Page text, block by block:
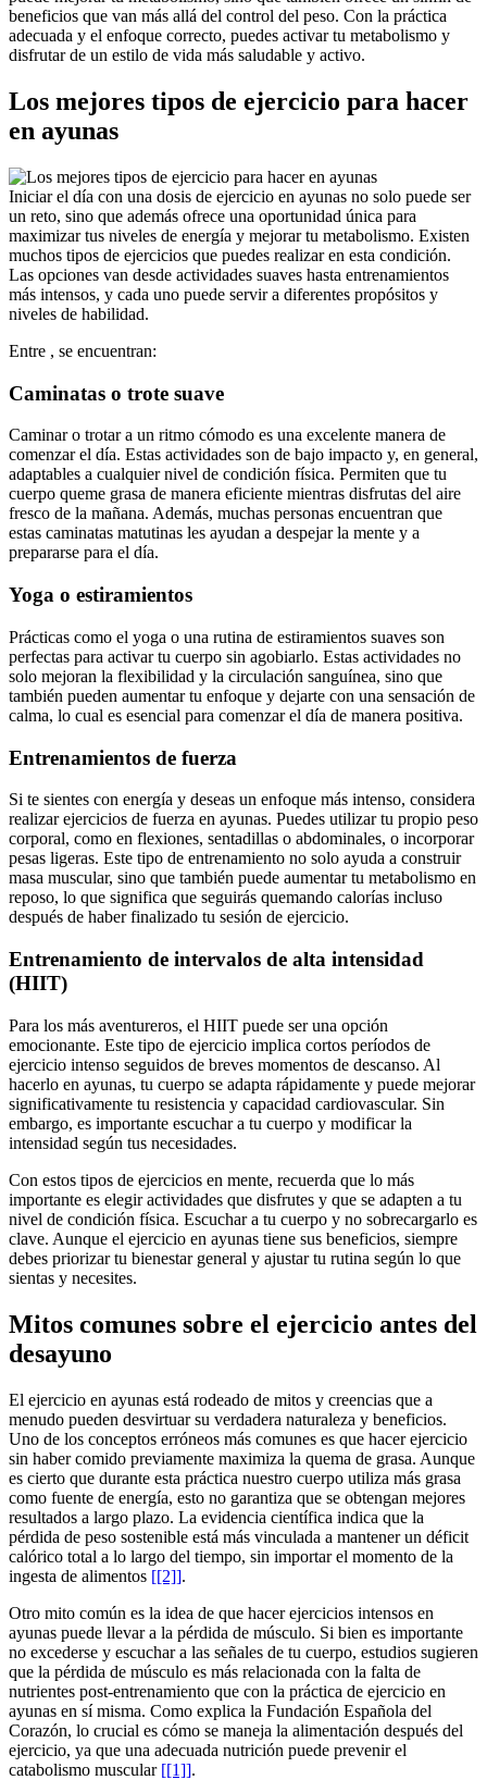
beneficios que van más allá del control del peso. Con la práctica
adecuada y el enfoque correcto, puedes activar tu metabolismo y
disfrutar de un estilo de vida más saludable y activo.
Los mejores tipos de ejercicio para hacer
en ayunas
Iniciar el día con una dosis de ejercicio en ayunas no solo puede ser
un reto, sino que además ofrece una oportunidad única para
maximizar tus niveles de energía y mejorar tu metabolismo. Existen
muchos tipos de ejercicios que puedes realizar en esta condición.
Las opciones van desde actividades suaves hasta entrenamientos
más intensos, y cada uno puede servir a diferentes propósitos y
niveles de habilidad.
Entre , se encuentran:
Caminatas o trote suave
Caminar o trotar a un ritmo cómodo es una excelente manera de
comenzar el día. Estas actividades son de bajo impacto y, en general,
adaptables a cualquier nivel de condición física. Permiten que tu
cuerpo queme grasa de manera eficiente mientras disfrutas del aire
fresco de la mañana. Además, muchas personas encuentran que
estas caminatas matutinas les ayudan a despejar la mente y a
prepararse para el día.
Yoga o estiramientos
Prácticas como el yoga o una rutina de estiramientos suaves son
perfectas para activar tu cuerpo sin agobiarlo. Estas actividades no
solo mejoran la flexibilidad y la circulación sanguínea, sino que
también pueden aumentar tu enfoque y dejarte con una sensación de
calma, lo cual es esencial para comenzar el día de manera positiva.
Entrenamientos de fuerza
Si te sientes con energía y deseas un enfoque más intenso, considera
realizar ejercicios de fuerza en ayunas. Puedes utilizar tu propio peso
corporal, como en flexiones, sentadillas o abdominales, o incorporar
pesas ligeras. Este tipo de entrenamiento no solo ayuda a construir
masa muscular, sino que también puede aumentar tu metabolismo en
reposo, lo que significa que seguirás quemando calorías incluso
después de haber finalizado tu sesión de ejercicio.
Entrenamiento de intervalos de alta intensidad
(HIIT)
Para los más aventureros, el HIIT puede ser una opción
emocionante. Este tipo de ejercicio implica cortos períodos de
ejercicio intenso seguidos de breves momentos de descanso. Al
hacerlo en ayunas, tu cuerpo se adapta rápidamente y puede mejorar
significativamente tu resistencia y capacidad cardiovascular. Sin
embargo, es importante escuchar a tu cuerpo y modificar la
intensidad según tus necesidades.
Con estos tipos de ejercicios en mente, recuerda que lo más
importante es elegir actividades que disfrutes y que se adapten a tu
nivel de condición física. Escuchar a tu cuerpo y no sobrecargarlo es
clave. Aunque el ejercicio en ayunas tiene sus beneficios, siempre
debes priorizar tu bienestar general y ajustar tu rutina según lo que
sientas y necesites.
Mitos comunes sobre el ejercicio antes del
desayuno
El ejercicio en ayunas está rodeado de mitos y creencias que a
menudo pueden desvirtuar su verdadera naturaleza y beneficios.
Uno de los conceptos erróneos más comunes es que hacer ejercicio
sin haber comido previamente maximiza la quema de grasa. Aunque
es cierto que durante esta práctica nuestro cuerpo utiliza más grasa
como fuente de energía, esto no garantiza que se obtengan mejores
resultados a largo plazo. La evidencia científica indica que la
pérdida de peso sostenible está más vinculada a mantener un déficit
calórico total a lo largo del tiempo, sin importar el momento de la
ingesta de alimentos [[2]].
Otro mito común es la idea de que hacer ejercicios intensos en
ayunas puede llevar a la pérdida de músculo. Si bien es importante
no excederse y escuchar a las señales de tu cuerpo, estudios sugieren
que la pérdida de músculo es más relacionada con la falta de
nutrientes post-entrenamiento que con la práctica de ejercicio en
ayunas en sí misma. Como explica la Fundación Española del
Corazón, lo crucial es cómo se maneja la alimentación después del
ejercicio, ya que una adecuada nutrición puede prevenir el
catabolismo muscular [[1]].